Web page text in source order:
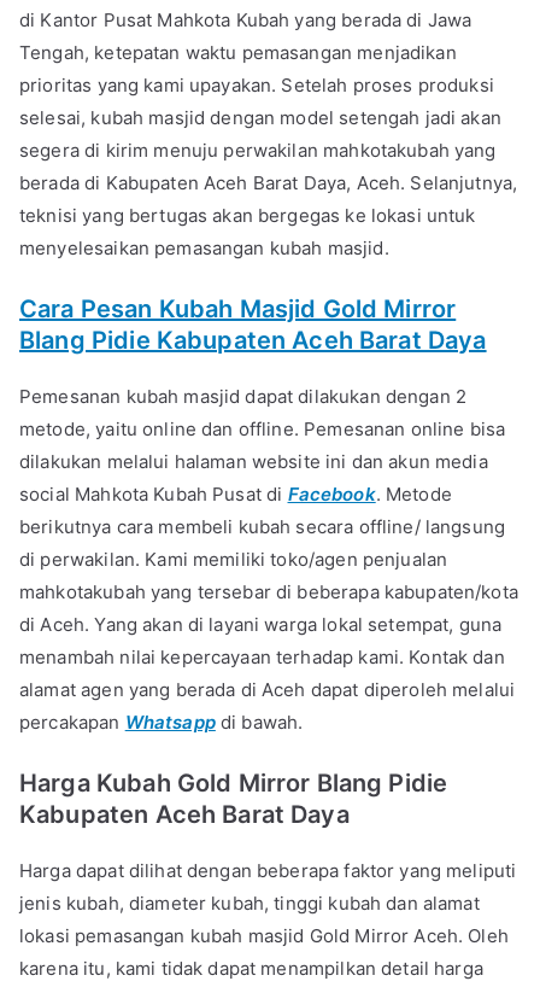
di Kantor Pusat Mahkota Kubah yang berada di Jawa
Tengah, ketepatan waktu pemasangan menjadikan
prioritas yang kami upayakan. Setelah proses produksi
selesai, kubah masjid dengan model setengah jadi akan
segera di kirim menuju perwakilan mahkotakubah yang
berada di Kabupaten Aceh Barat Daya, Aceh. Selanjutnya,
teknisi yang bertugas akan bergegas ke lokasi untuk
menyelesaikan pemasangan kubah masjid.
Cara Pesan Kubah Masjid Gold Mirror
Blang Pidie Kabupaten Aceh Barat Daya
Pemesanan kubah masjid dapat dilakukan dengan 2
metode, yaitu online dan offline. Pemesanan online bisa
dilakukan melalui halaman website ini dan akun media
social Mahkota Kubah Pusat di Facebook. Metode
berikutnya cara membeli kubah secara offline/ langsung
di perwakilan. Kami memiliki toko/agen penjualan
mahkotakubah yang tersebar di beberapa kabupaten/kota
di Aceh. Yang akan di layani warga lokal setempat, guna
menambah nilai kepercayaan terhadap kami. Kontak dan
alamat agen yang berada di Aceh dapat diperoleh melalui
percakapan Whatsappdi bawah.
Harga Kubah Gold Mirror Blang Pidie
Kabupaten Aceh Barat Daya
Harga dapat dilihat dengan beberapa faktor yang meliputi
jenis kubah, diameter kubah, tinggi kubah dan alamat
lokasi pemasangan kubah masjid Gold Mirror Aceh. Oleh
karena itu, kami tidak dapat menampilkan detail harga